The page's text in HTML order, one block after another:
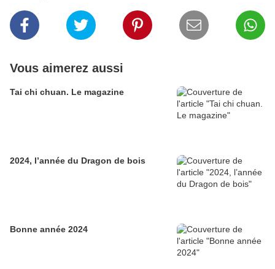
Vous aimerez aussi
Tai chi chuan. Le magazine
2024, l’année du Dragon de bois
Bonne année 2024